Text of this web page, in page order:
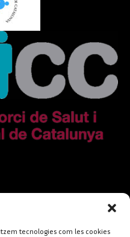
tecnologies com les cookies